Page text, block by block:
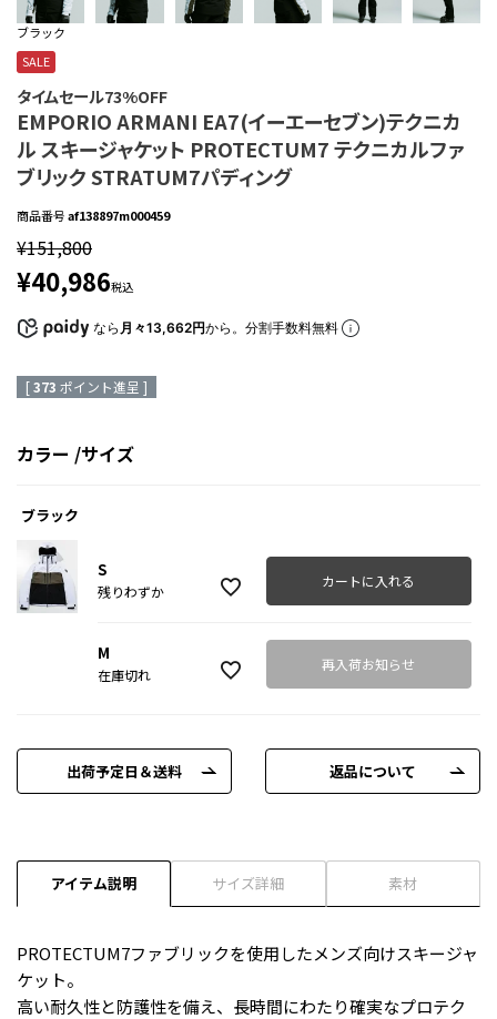
ブラック
SALE
タイムセール73%OFF
EMPORIO ARMANI EA7(イーエーセブン)テクニカ
ル スキージャケット PROTECTUM7 テクニカルファ
ブリック STRATUM7パディング
商品番号af138897m000459
¥151,800
¥40,986税込
なら 月々13,662円から。分割手数料無料
[373 ポイント進呈 ]
カラー サイズ
ブラック
S
残りわずか
カートに入れる
M
在庫切れ
再入荷お知らせ
出荷予定日＆送料 返品について
アイテム説明 サイズ詳細 素材
PROTECTUM7ファブリックを使用したメンズ向けスキージャ
ケット。
高い耐久性と防護性を備え、長時間にわたり確実なプロテク